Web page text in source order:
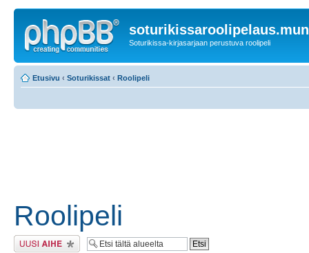
Soturikissa-kirjasarjaan perustuva roolipeli
Etusivu ‹ Soturikissat ‹ Roolipeli
Roolipeli
Lähetä uusi viesti